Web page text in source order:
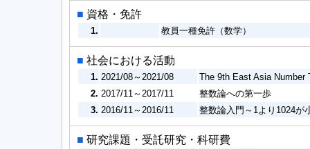
■ 資格・免許
1. 教員一種免許（数学）
■ 社会における活動
1. 2021/08～2021/08
The 9th East Asia Number
2. 2017/11～2017/11
整数論への第一歩
3. 2016/11～2016/11 整数論入門～1より1024が
■ 研究課題・受託研究・科研費